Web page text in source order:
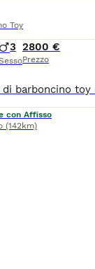
Toy
3 2800 €
Prezzo
con Affisso
(142km)